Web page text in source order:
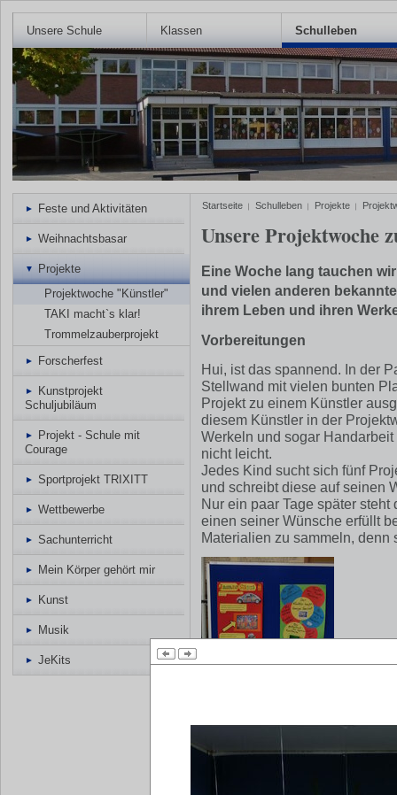
Unsere Schule Klassen Schulleben
Startseite Schulleben Projekte
Unsere Projektwoche
Eine Woche lang tauchen
und vielen anderen
ihrem Leben und ihren
Vorbereitungen
Hui, ist das spannend. In der
Stellwand mit vielen bunten
Projekt zu einem Künstler
diesem Künstler in der
Werkeln und sogar
nicht leicht.
Jedes Kind sucht sich fünf
und schreibt diese auf seinen
Nur ein paar Tage später
einen seiner Wünsche erfüllt
Materialien zu sammeln, denn
+
Feste und Aktivitäten
Weihnachtsbasar
Projekte
Projektwoche "Künstler"
TAKI macht`s klar!
Trommelzauberprojekt
Forscherfest
Kunstprojekt
Schuljubiläum
Projekt - Schule mit
Courage
Sportprojekt TRIXITT
Wettbewerbe
Sachunterricht
Mein Körper gehört mir
Kunst
Musik
JeKits